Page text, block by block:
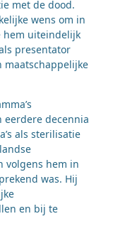
met de dood.
wens om in
hem uiteindelijk
presentator
maatschappelijke
decennia
als sterilisatie
volgens hem in
was. Hij
en bij te